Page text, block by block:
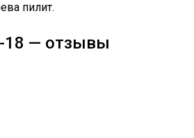
пилит.
18 — отзывы